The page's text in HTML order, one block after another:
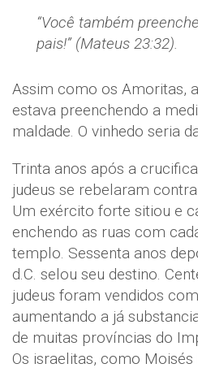
“Você também
pais!” (Mateus 23:32).
Assim como os Amoritas,
estava preenchendo a
maldade. O vinhedo seria
Trinta anos após a
judeus se rebelaram
Um exército forte sitiou e
enchendo as ruas com
templo. Sessenta anos
d.C. selou seu destino.
judeus foram vendidos
aumentando a já
de muitas províncias do
Os israelitas, como Moisés